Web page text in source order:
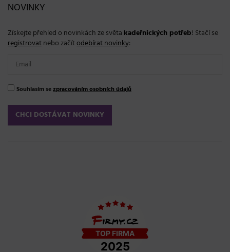
NOVINKY
Získejte přehled o novinkách ze světa kadeřnických potřeb! Stačí se
registrovatnebo začítodebírat novinky:
Souhlasím sezpracováním osobních údajů